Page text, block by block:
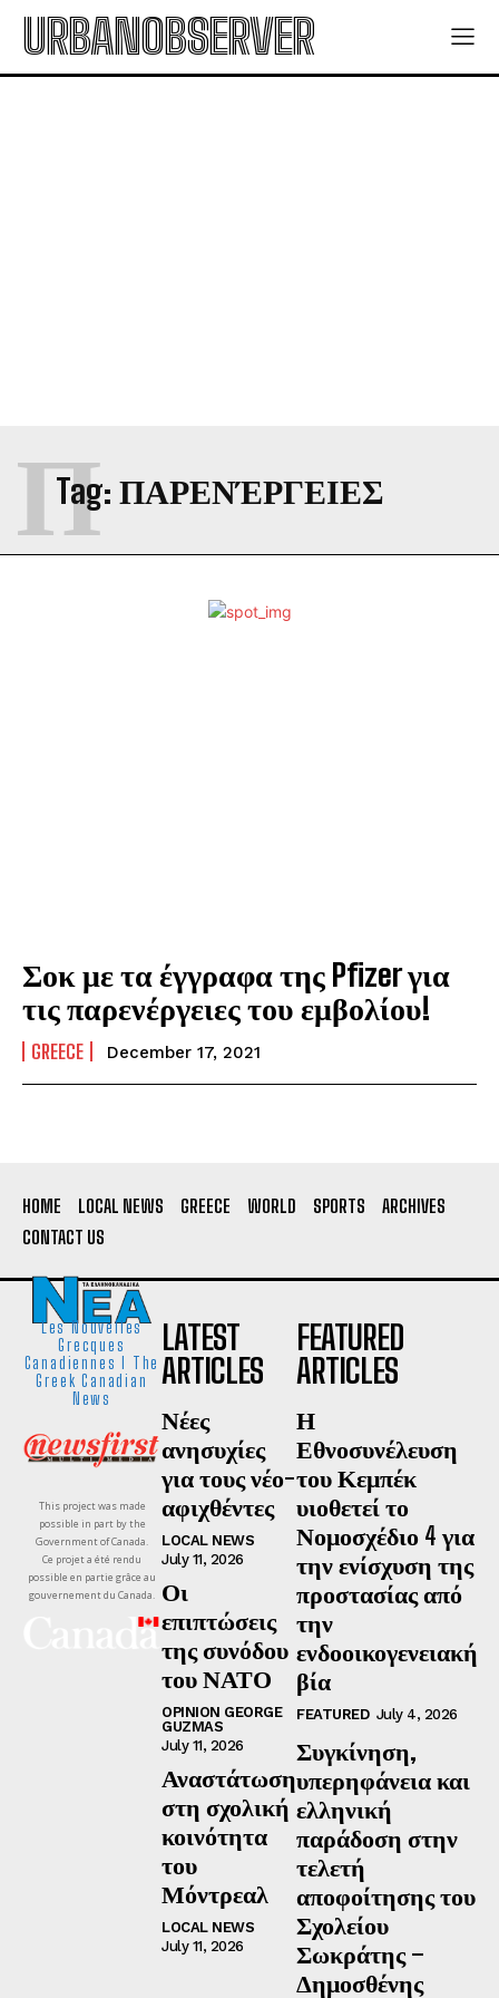
URBANOBSERVER
Tag: ΠΑΡΕΝΈΡΓΕΙΕΣ
Π
Σοκ με τα έγγραφα της Pfizer για
τις παρενέργειες του εμβολίου!
GREECE December 17, 2021
HOME LOCAL NEWS GREECE WORLD SPORTS
ARCHIVES
CONTACT US
Les Nouvelles
Grecques
Canadiennes I The
Greek Canadian
News
This project was made
possible in part by the
Government of Canada.
Ce projet a été rendu
possible en partie grâce au
gouvernement du Canada.
LATEST
ARTICLES
Νέες
ανησυχίες
για τους νέο-
αφιχθέντες
LOCAL NEWS
July 11, 2026
Οι
επιπτώσεις
της συνόδου
του ΝΑΤΟ
OPINION GEORGE
GUZMAS
July 11, 2026
Αναστάτωση
στη σχολική
κοινότητα
του
Μόντρεαλ
LOCAL NEWS
July 11, 2026
FEATURED
ARTICLES
Η
Εθνοσυνέλευση
του Κεμπέκ
υιοθετεί το
Νομοσχέδιο 4 για
την ενίσχυση της
προστασίας από
την
ενδοοικογενειακή
βία
FEATURED July 4, 2026
Συγκίνηση,
υπερηφάνεια και
ελληνική
παράδοση στην
τελετή
αποφοίτησης του
Σχολείου
Σωκράτης –
Δημοσθένης